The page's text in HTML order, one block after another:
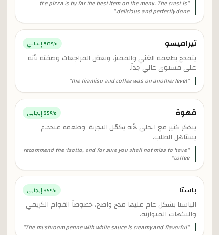
"
the pizza is by far the best item on the menu. The crust is
delicious and perfectly done.
"
تيراميسو 90% إيجابي
ينمدح بطعمه الغني والمميز، وبعض المراجعات وصفته بأنه
على مستوى عالي جداً.
"
the tiramisu and coffee was on another level
"
قهوة 85% إيجابي
ينذكر كثير مع الحلى لأنه يكمّل التجربة، وطعمه عندهم
يستاهل الطلب.
"
recommend the risotto, and for sure you shall not miss to have
coffee
"
باستا 85% إيجابي
الباستا بشكل عام عليها مدح واضح، خصوصاً القوام الكريمي
والنكهات المتوازنة.
"
The mushroom penne with white sauce is creamy and flavorful
"